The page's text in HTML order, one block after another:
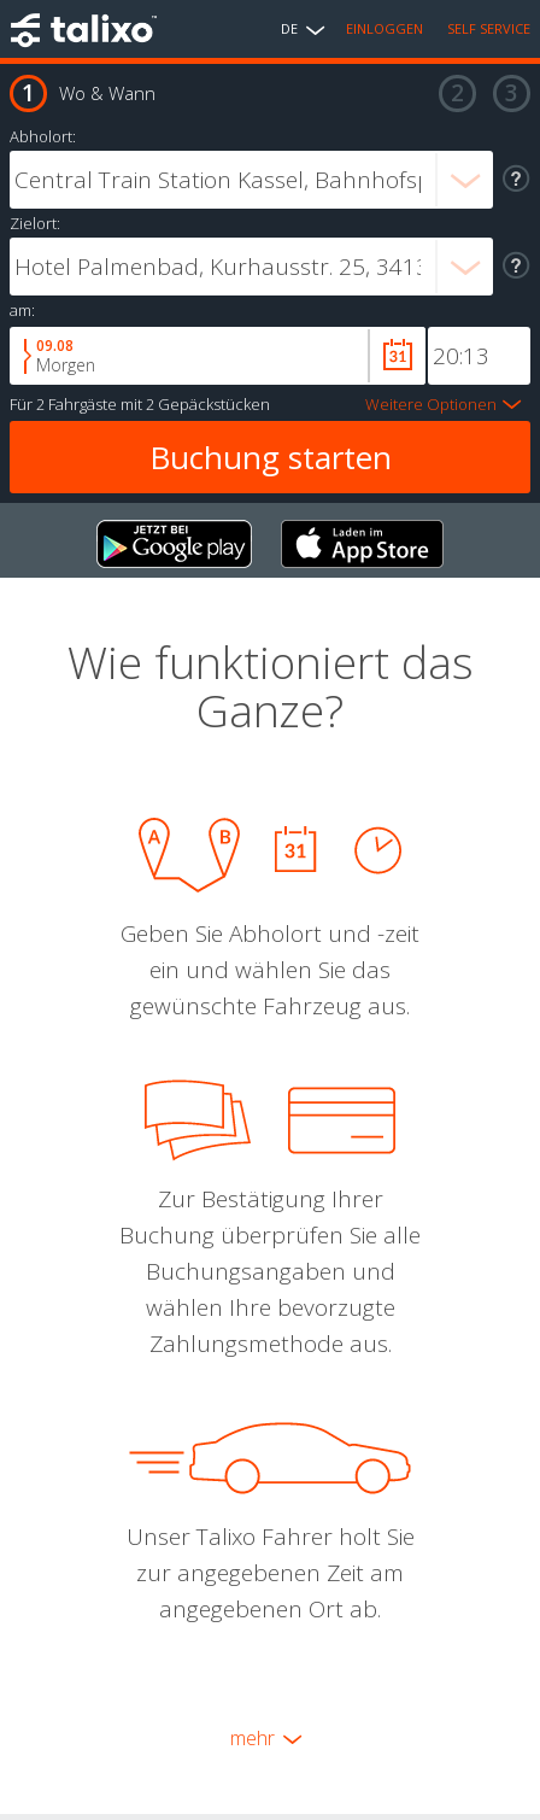
DE EINLOGGEN SELF SERVICE
Wo & Wann
Abholort:
Zielort:
am:
09.08
Morgen
Für2 Fahrgäste mit2 Gepäckstücken Weitere Optionen
Wie funktioniert das
Ganze?
Geben Sie Abholort und -zeit
ein und wählen Sie das
gewünschte Fahrzeug aus.
Zur Bestätigung Ihrer
Buchung überprüfen Sie alle
Buchungsangaben und
wählen Ihre bevorzugte
Zahlungsmethode aus.
Unser Talixo Fahrer holt Sie
zur angegebenen Zeit am
angegebenen Ort ab.
mehr